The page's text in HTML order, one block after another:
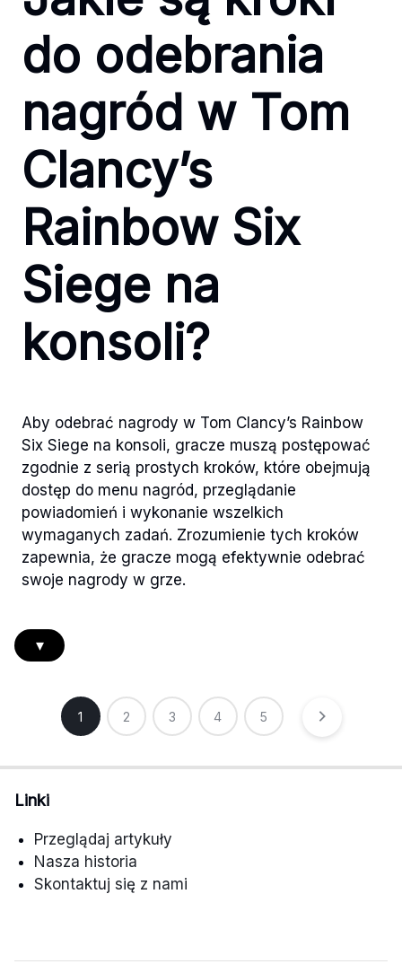
do odebrania
nagród w Tom
Clancy’s
Rainbow Six
Siege na
konsoli?
Aby odebrać nagrody w Tom Clancy’s Rainbow
Six Siege na konsoli, gracze muszą postępować
zgodnie z serią prostych kroków, które obejmują
dostęp do menu nagród, przeglądanie
powiadomień i wykonanie wszelkich
wymaganych zadań. Zrozumienie tych kroków
zapewnia, że gracze mogą efektywnie odebrać
swoje nagrody w grze.
▾
Posts
pagination
1 2 3 4 5
Linki
Przeglądaj artykuły
Nasza historia
Skontaktuj się z nami